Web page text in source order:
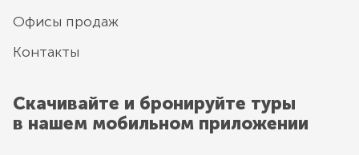
Офисы продаж
Контакты
Скачивайте и бронируйте туры
в нашем мобильном приложении